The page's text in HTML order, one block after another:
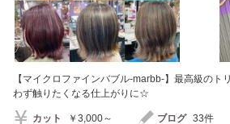
【マイクロファインバブル-marbb-】最高級の
わず触りたくなる仕上がりに☆
カット ￥3,000～ ブログ 33件